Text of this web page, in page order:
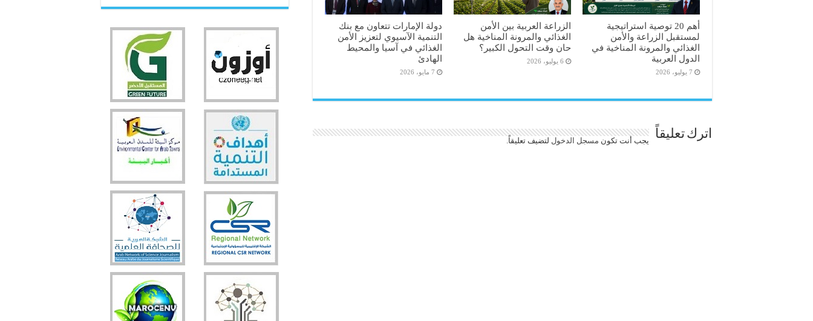
أهم 20 توصية استراتيجية
لمستقبل الزراعة والأمن
الغذائي والمرونة المناخية في
الدول العربية
7 يوليو، 2026
الزراعة العربية بين الأمن
الغذائي والمرونة المناخية هل
حان وقت التحول الكبير؟
6 يوليو، 2026
دولة الإمارات تتعاون مع بنك
التنمية الآسيوي لتعزيز الأمن
الغذائي في آسيا والمحيط
الهادئ
7 مايو، 2026
اترك تعليقاً يجب أنت تكون مسجل الدخول لتضيف تعليقاً.